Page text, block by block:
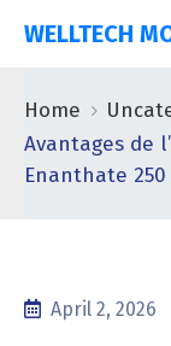
WELLTECH
Home
Avantages de
Enanthate
April 2, 2026